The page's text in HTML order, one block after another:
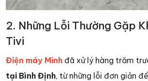
2. Những Lỗi Thường Gặp
Tivi
Điện máy Minh đã xử lý hàng trăm
tại Bình Định, từ những lỗi đơn giản